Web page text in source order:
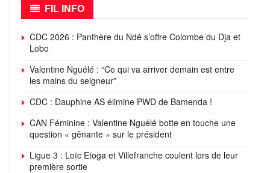
FIL INFO
CDC 2026 : Panthère du Ndé s’offre Colombe du Dja et
Lobo
Valentine Nguélé : “Ce qui va arriver demain est entre
les mains du seigneur”
CDC : Dauphine AS élimine PWD de Bamenda !
CAN Féminine : Valentine Nguélé botte en touche une
question « gênante » sur le président
Ligue 3 : Loïc Etoga et Villefranche coulent lors de leur
première sortie